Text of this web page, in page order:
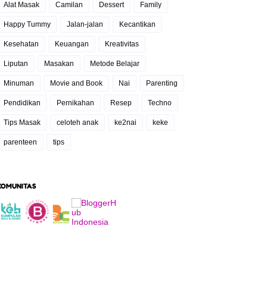
Alat Masak Camilan Dessert Family
Happy Tummy Jalan-jalan Kecantikan
Kesehatan Keuangan Kreativitas
Liputan Masakan Metode Belajar
Minuman Movie and Book Nai Parenting
Pendidikan Pernikahan Resep Techno
Tips Masak celoteh anak ke2nai keke
parenteen tips